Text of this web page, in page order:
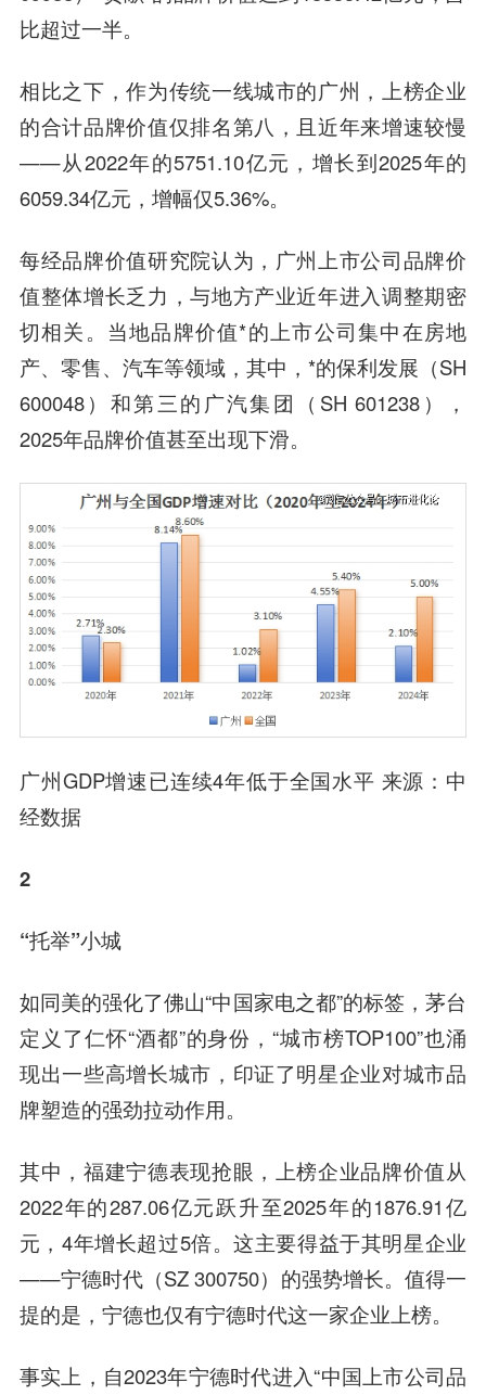
比超过一半。
相比之下，作为传统一线城市的广州，上榜企业
的合计品牌价值仅排名第八，且近年来增速较慢
——从2022年的5751.10亿元，增长到2025年的
6059.34亿元，增幅仅5.36%。
每经品牌价值研究院认为，广州上市公司品牌价
值整体增长乏力，与地方产业近年进入调整期密
切相关。当地品牌价值*的上市公司集中在房地
产、零售、汽车等领域，其中，*的保利发展（SH
600048）和第三的广汽集团（SH 601238），
2025年品牌价值甚至出现下滑。
广州GDP增速已连续4年低于全国水平 来源：中
经数据
2
“托举”小城
如同美的强化了佛山“中国家电之都”的标签，茅台
定义了仁怀“酒都”的身份，“城市榜TOP100”也涌
现出一些高增长城市，印证了明星企业对城市品
牌塑造的强劲拉动作用。
其中，福建宁德表现抢眼，上榜企业品牌价值从
2022年的287.06亿元跃升至2025年的1876.91亿
元，4年增长超过5倍。这主要得益于其明星企业
——宁德时代（SZ 300750）的强势增长。值得一
提的是，宁德也仅有宁德时代这一家企业上榜。
事实上，自2023年宁德时代进入“中国上市公司品